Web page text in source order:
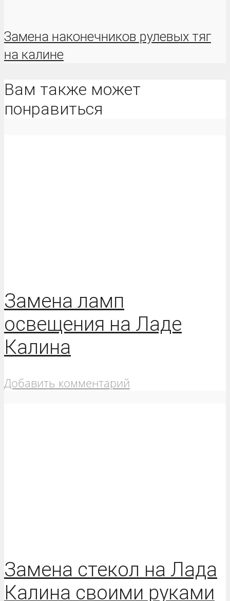
Замена наконечников рулевых тяг
на калине
Вам также может
понравиться
Замена ламп
освещения на Ладе
Калина
Добавить комментарий
Замена стекол на Лада
Калина своими руками